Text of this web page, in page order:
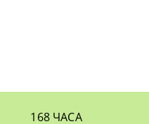
168 ЧАСА